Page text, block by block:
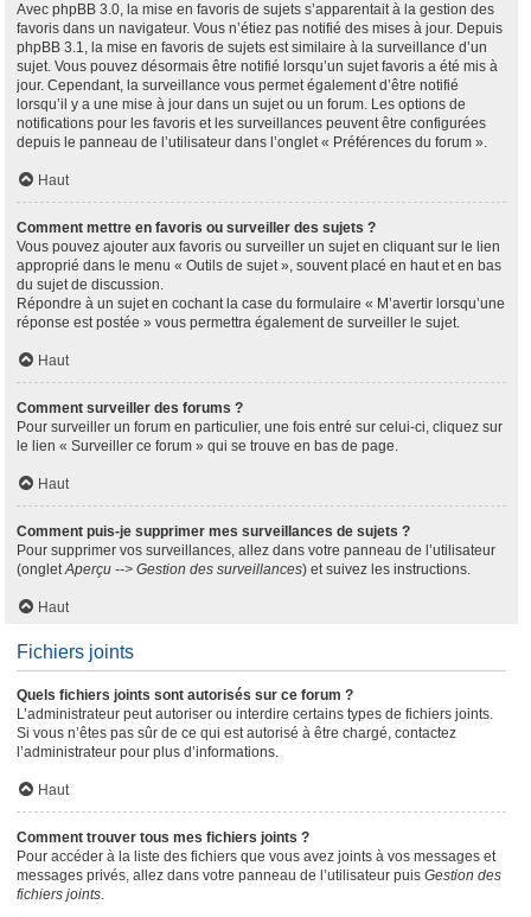
Avec phpBB 3.0, la mise en favoris de sujets s’apparentait à la gestion des
favoris dans un navigateur. Vous n’étiez pas notifié des mises à jour. Depuis
phpBB 3.1, la mise en favoris de sujets est similaire à la surveillance d’un
sujet. Vous pouvez désormais être notifié lorsqu’un sujet favoris a été mis à
jour. Cependant, la surveillance vous permet également d’être notifié
lorsqu’il y a une mise à jour dans un sujet ou un forum. Les options de
notifications pour les favoris et les surveillances peuvent être configurées
depuis le panneau de l’utilisateur dans l’onglet « Préférences du forum ».
Haut
Comment mettre en favoris ou surveiller des sujets ?
Vous pouvez ajouter aux favoris ou surveiller un sujet en cliquant sur le lien
approprié dans le menu « Outils de sujet », souvent placé en haut et en bas
du sujet de discussion.
Répondre à un sujet en cochant la case du formulaire « M’avertir lorsqu’une
réponse est postée » vous permettra également de surveiller le sujet.
Haut
Comment surveiller des forums ?
Pour surveiller un forum en particulier, une fois entré sur celui-ci, cliquez sur
le lien « Surveiller ce forum » qui se trouve en bas de page.
Haut
Comment puis-je supprimer mes surveillances de sujets ?
Pour supprimer vos surveillances, allez dans votre panneau de l’utilisateur
(ongletAperçu --> Gestion des surveillances) et suivez les instructions.
Haut
Fichiers joints
Quels fichiers joints sont autorisés sur ce forum ?
L’administrateur peut autoriser ou interdire certains types de fichiers joints.
Si vous n’êtes pas sûr de ce qui est autorisé à être chargé, contactez
l’administrateur pour plus d’informations.
Haut
Comment trouver tous mes fichiers joints ?
Pour accéder à la liste des fichiers que vous avez joints à vos messages et
messages privés, allez dans votre panneau de l’utilisateur puis Gestion des
fichiers joints.